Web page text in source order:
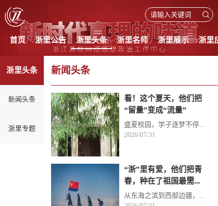
首页 浙里公告 浙里头条 浙里名师 浙里展示 浙里
浙里头条
新闻头条
浙里专题
新闻头条
看！这个夏天，他们把
“留量”变成“流量”
2026/07/31
“浙”里有爱，他们把青
春，种在了祖国最需...
从东海之滨到西部边疆，从雪域高原到黔山深处，浙江青年背上行囊，把青春铺展在祖国辽阔的版图上。